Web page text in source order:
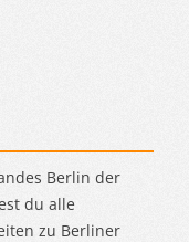
Berlin der
du alle
zu Berliner